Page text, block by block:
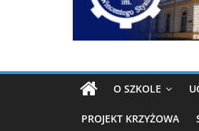
ZSE
Świdnica
O SZKOLE
PROJEKT KRZYŻOWA